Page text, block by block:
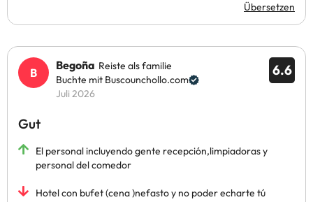
Übersetzen
6.6
Begoña Reiste als familie
Buchte mit Buscounchollo.com
Juli 2026
Gut
El personal incluyendo gente recepción,limpiadoras y
personal del comedor
Hotel con bufet (cena )nefasto y no poder echarte tú